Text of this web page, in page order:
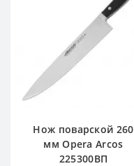
Нож поварской 260
мм Opera Arcos
225300ВП